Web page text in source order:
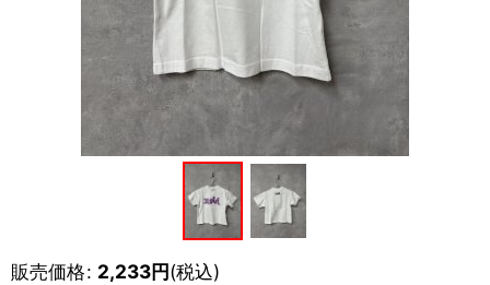
販売価格: 2,233円(税込)